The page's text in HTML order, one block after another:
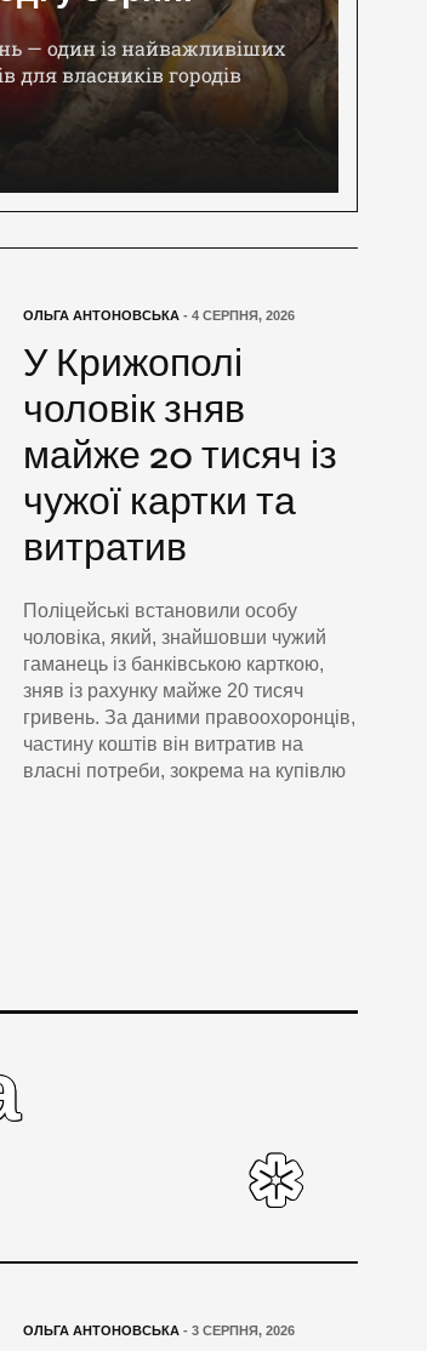
— один із найважливіших
для власників городів
ОЛЬГА АНТОНОВСЬКА- 4 СЕРПНЯ, 2026
У Крижополі
чоловік зняв
майже 20 тисяч із
чужої картки та
витратив
Поліцейські встановили особу
чоловіка, який, знайшовши чужий
гаманець із банківською карткою,
зняв із рахунку майже 20 тисяч
гривень. За даними правоохоронців,
частину коштів він витратив на
власні потреби, зокрема на купівлю
ОЛЬГА АНТОНОВСЬКА- 3 СЕРПНЯ, 2026